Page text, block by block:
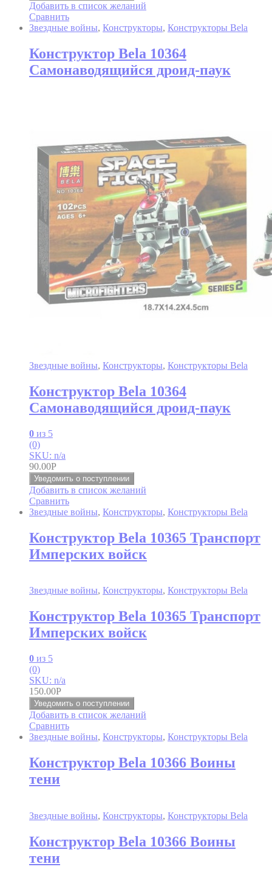
Добавить в список желаний
Сравнить
Звездные войны, Конструкторы, Конструкторы Bela
Конструктор Bela 10364
Самонаводящийся дроид-паук
Звездные войны, Конструкторы, Конструкторы Bela
Конструктор Bela 10364
Самонаводящийся дроид-паук
0 из 5
(0)
SKU: n/a
90.00Р
Уведомить о поступлении
Добавить в список желаний
Сравнить
Звездные войны, Конструкторы, Конструкторы Bela
Конструктор Bela 10365 Транспорт
Имперских войск
Звездные войны, Конструкторы, Конструкторы Bela
Конструктор Bela 10365 Транспорт
Имперских войск
0 из 5
(0)
SKU: n/a
150.00Р
Уведомить о поступлении
Добавить в список желаний
Сравнить
Звездные войны, Конструкторы, Конструкторы Bela
Конструктор Bela 10366 Воины
тени
Звездные войны, Конструкторы, Конструкторы Bela
Конструктор Bela 10366 Воины
тени